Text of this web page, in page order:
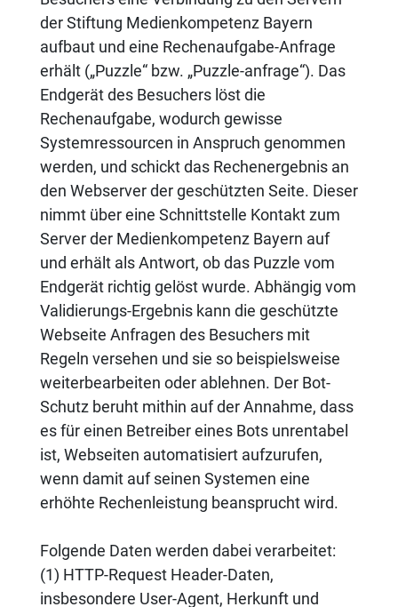
der Stiftung Medienkompetenz Bayern
aufbaut und eine Rechenaufgabe-Anfrage
erhält („Puzzle“ bzw. „Puzzle-anfrage“). Das
Endgerät des Besuchers löst die
Rechenaufgabe, wodurch gewisse
Systemressourcen in Anspruch genommen
werden, und schickt das Rechenergebnis an
den Webserver der geschützten Seite. Dieser
nimmt über eine Schnittstelle Kontakt zum
Server der Medienkompetenz Bayern auf
und erhält als Antwort, ob das Puzzle vom
Endgerät richtig gelöst wurde. Abhängig vom
Validierungs-Ergebnis kann die geschützte
Webseite Anfragen des Besuchers mit
Regeln versehen und sie so beispielsweise
weiterbearbeiten oder ablehnen. Der Bot-
Schutz beruht mithin auf der Annahme, dass
es für einen Betreiber eines Bots unrentabel
ist, Webseiten automatisiert aufzurufen,
wenn damit auf seinen Systemen eine
erhöhte Rechenleistung beansprucht wird.
Folgende Daten werden dabei verarbeitet:
(1) HTTP-Request Header-Daten,
insbesondere User-Agent, Herkunft und